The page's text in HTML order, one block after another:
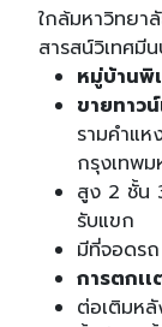
ใกล้มหาวิทยา
สารสน์วิเทศมี
หมู่บ้านพิ
ขายทาว
รามคำแ
กรุงเทพม
สูง 2 ชั้น
รับแขก
มีที่จอดร
การตกเเ
ต่อเติมห